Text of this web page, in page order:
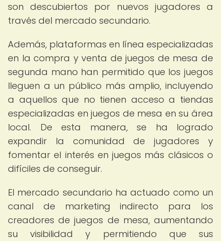
son descubiertos por nuevos jugadores a
través del mercado secundario.
Además, plataformas en línea especializadas
en la compra y venta de juegos de mesa de
segunda mano han permitido que los juegos
lleguen a un público más amplio, incluyendo
a aquellos que no tienen acceso a tiendas
especializadas en juegos de mesa en su área
local. De esta manera, se ha logrado
expandir la comunidad de jugadores y
fomentar el interés en juegos más clásicos o
difíciles de conseguir.
El mercado secundario ha actuado como un
canal de marketing indirecto para los
creadores de juegos de mesa, aumentando
su visibilidad y permitiendo que sus